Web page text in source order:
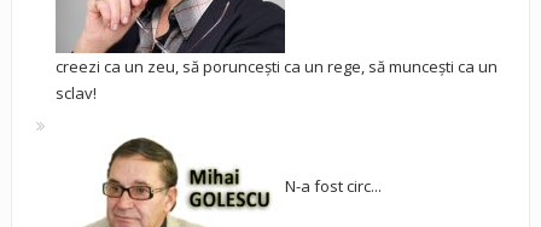
creezi ca un zeu, să poruncești ca un rege, să muncești ca un
sclav!
N-a fost circ...